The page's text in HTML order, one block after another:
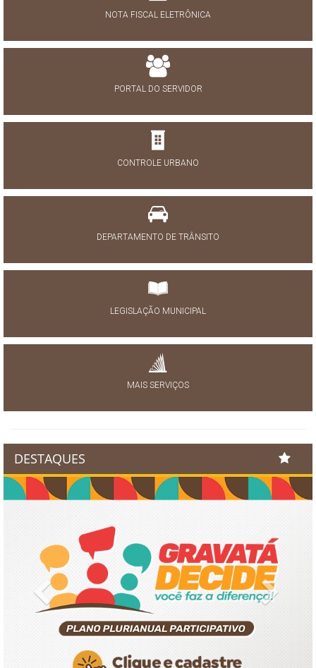
NOTA FISCAL ELETRÔNICA
PORTAL DO SERVIDOR
CONTROLE URBANO
DEPARTAMENTO DE TRÂNSITO
LEGISLAÇÃO MUNICIPAL
MAIS SERVIÇOS
DESTAQUES
Previous